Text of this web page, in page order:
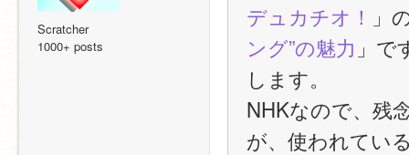
Scratcher
1000+ posts
デュカチオ！ 」
ング”の魅力 」
します。
NHKなので、残
が、使われてい